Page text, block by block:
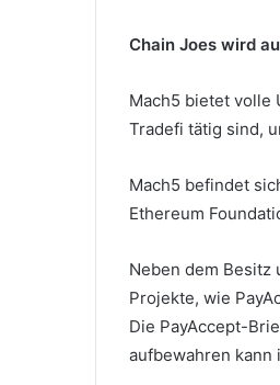
Chain Joes wird
Mach5 bietet volle
Tradefi tätig sind,
Mach5 befindet
Ethereum
Neben dem Besitz
Projekte, wie
Die PayAccept-
aufbewahren kann